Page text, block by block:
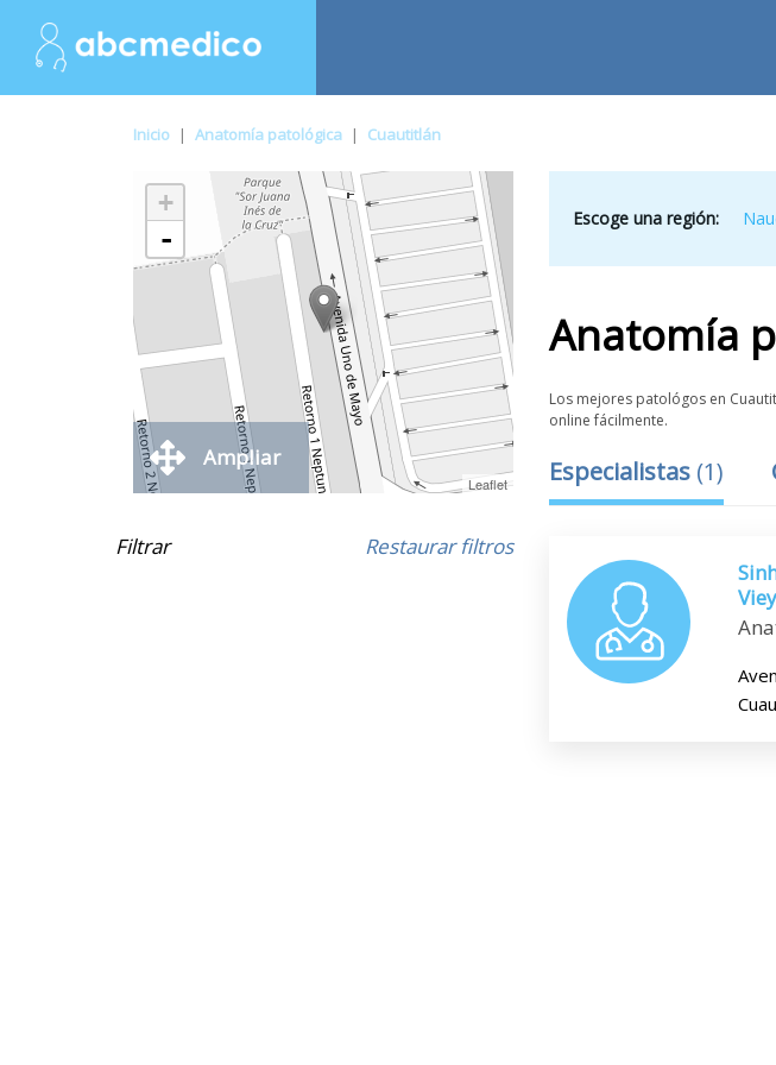
Inicio | Anatomía patológica | Cuautitlán
+
-
Leaflet
Ampliar
Filtrar Restaurar filtros
Escoge una región:
Anatomía
Los mejores patológos en
online fácilmente.
Especialistas (1)